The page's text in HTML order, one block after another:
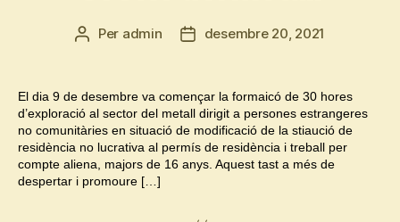
Autor
Per admin
Datadesembre 20, 2021
El dia 9 de desembre va començar la formaicó de 30 hores
d’exploració al sector del metall dirigit a persones estrangeres
no comunitàries en situació de modificació de la stiaució de
residència no lucrativa al permís de residència i treball per
compte aliena, majors de 16 anys. Aquest tast a més de
despertar i promoure […]